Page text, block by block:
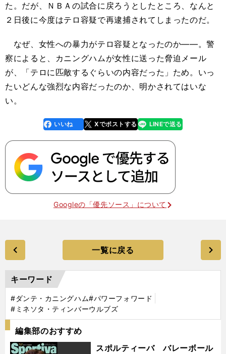
た。だが、ＮＢＡの試合に戻ろうとしたところ、なんと
２日後に今度はテロ容疑で再逮捕されてしまったのだ。
なぜ、女性への暴力がテロ容疑となったのか――。警
察によると、カニングハムが女性に送った脅迫メール
が、「テロに匹敵するぐらいの内容だった」ため。いっ
たいどんな強烈な内容だったのか、明かされてはいな
い。
faceboo
k
いいね Xでポストする
line LINEで送る
Googleの「優先ソース」について
一覧に戻る
キーワード
#ダンテ・カニングハム#パワーフォワード
#ミネソタ・ティンバーウルブズ
編集部のおすすめ
スポルティーバ バレーボール